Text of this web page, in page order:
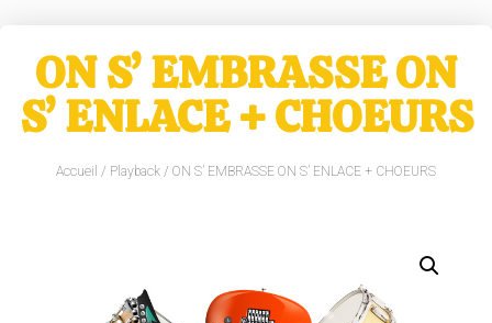
ON S’ EMBRASSE ON
S’ ENLACE + CHOEURS
Accueil / Playback / ON S’ EMBRASSE ON S’ ENLACE + CHOEURS